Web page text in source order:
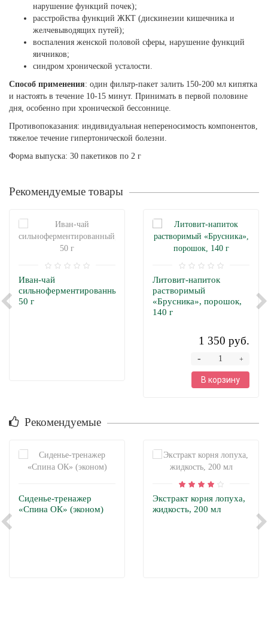
нарушение функций почек);
расстройства функций ЖКТ (дискинезии кишечника и
желчевыводящих путей);
воспаления женской половой сферы, нарушение функций
яичников;
синдром хронической усталости.
Способ применения: один фильтр-пакет залить 150-200 мл кипятка
и настоять в течение 10-15 минут. Принимать в первой половине
дня, особенно при хронической бессоннице.
Противопоказания: индивидуальная непереносимость компонентов,
тяжелое течение гипертонической болезни.
Форма выпуска: 30 пакетиков по 2 г
Рекомендуемые товары
Иван-чай
сильноферментированный,
50 г
Литовит-напиток
растворимый
«Брусника», порошок,
140 г
1 350 руб.
+
-
В корзину
Рекомендуемые
Сиденье-тренажер
«Спина ОК» (эконом)
Экстракт корня лопуха,
жидкость, 200 мл